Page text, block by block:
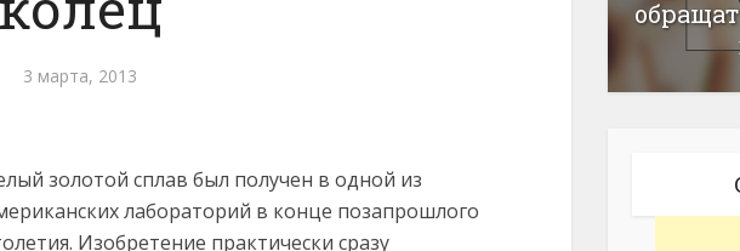
3 марта, 2013
золотой сплав был получен в одной из
лабораторий в конце позапрошлого
Изобретение практически сразу